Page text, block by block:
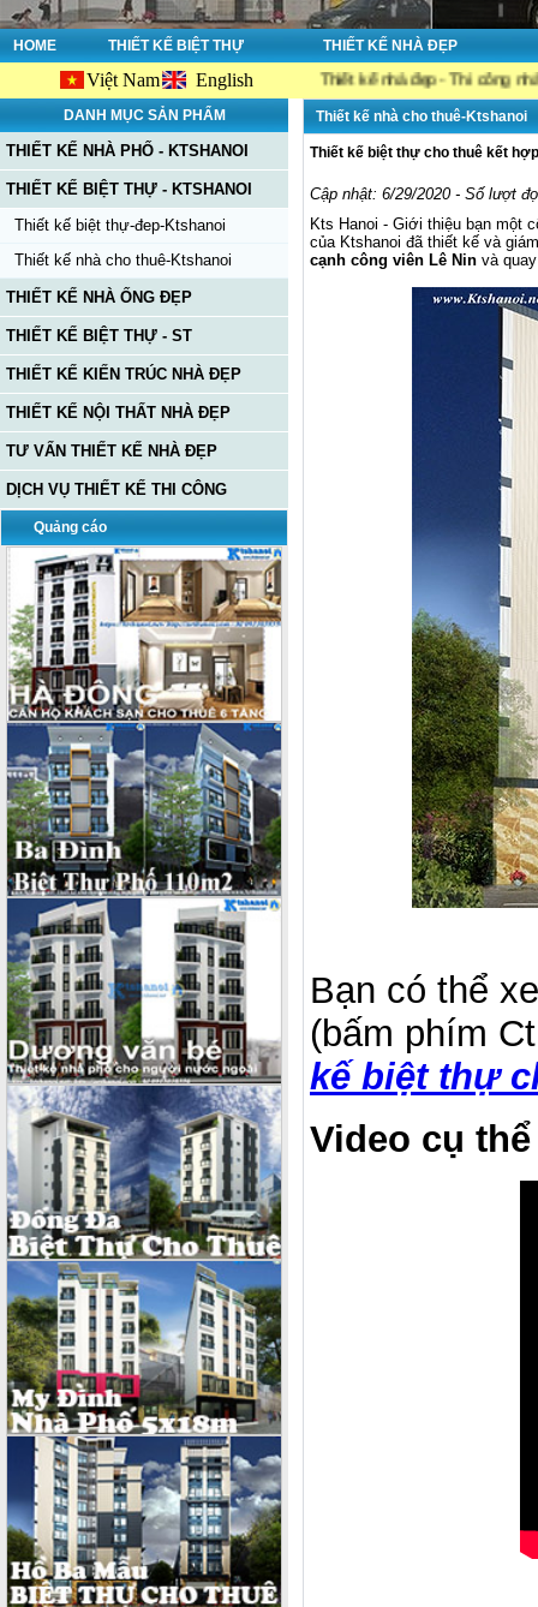
HOME THIẾT KẾ BIỆT THỰ THIẾT KẾ NHÀ ĐẸP
Việt Nam English
công ty chuyên về : Thiết kế nhà đẹp - Thi công nhà đẹp -
DANH MỤC SẢN PHẨM
THIẾT KẾ NHÀ PHỐ - KTSHANOI
THIẾT KẾ BIỆT THỰ - KTSHANOI
Thiết kế biệt thự-đep-Ktshanoi
Thiết kế nhà cho thuê-Ktshanoi
THIẾT KẾ NHÀ ỐNG ĐẸP
THIẾT KẾ BIỆT THỰ - ST
THIẾT KẾ KIẾN TRÚC NHÀ ĐẸP
THIẾT KẾ NỘI THẤT NHÀ ĐẸP
TƯ VẤN THIẾT KẾ NHÀ ĐẸP
DỊCH VỤ THIẾT KẾ THI CÔNG
Quảng cáo
Thiết kế nhà cho thuê-Ktshanoi
Thiết kế biệt thự cho thuê kết
Cập nhật: 6/29/2020 - Số lượt
Kts Hanoi - Giới thiệu bạn một
của Ktshanoi đã thiết kế và
cạnh công viên Lê Nin và
Bạn có thể
(bấm phím
kế biệt thự
Video cụ